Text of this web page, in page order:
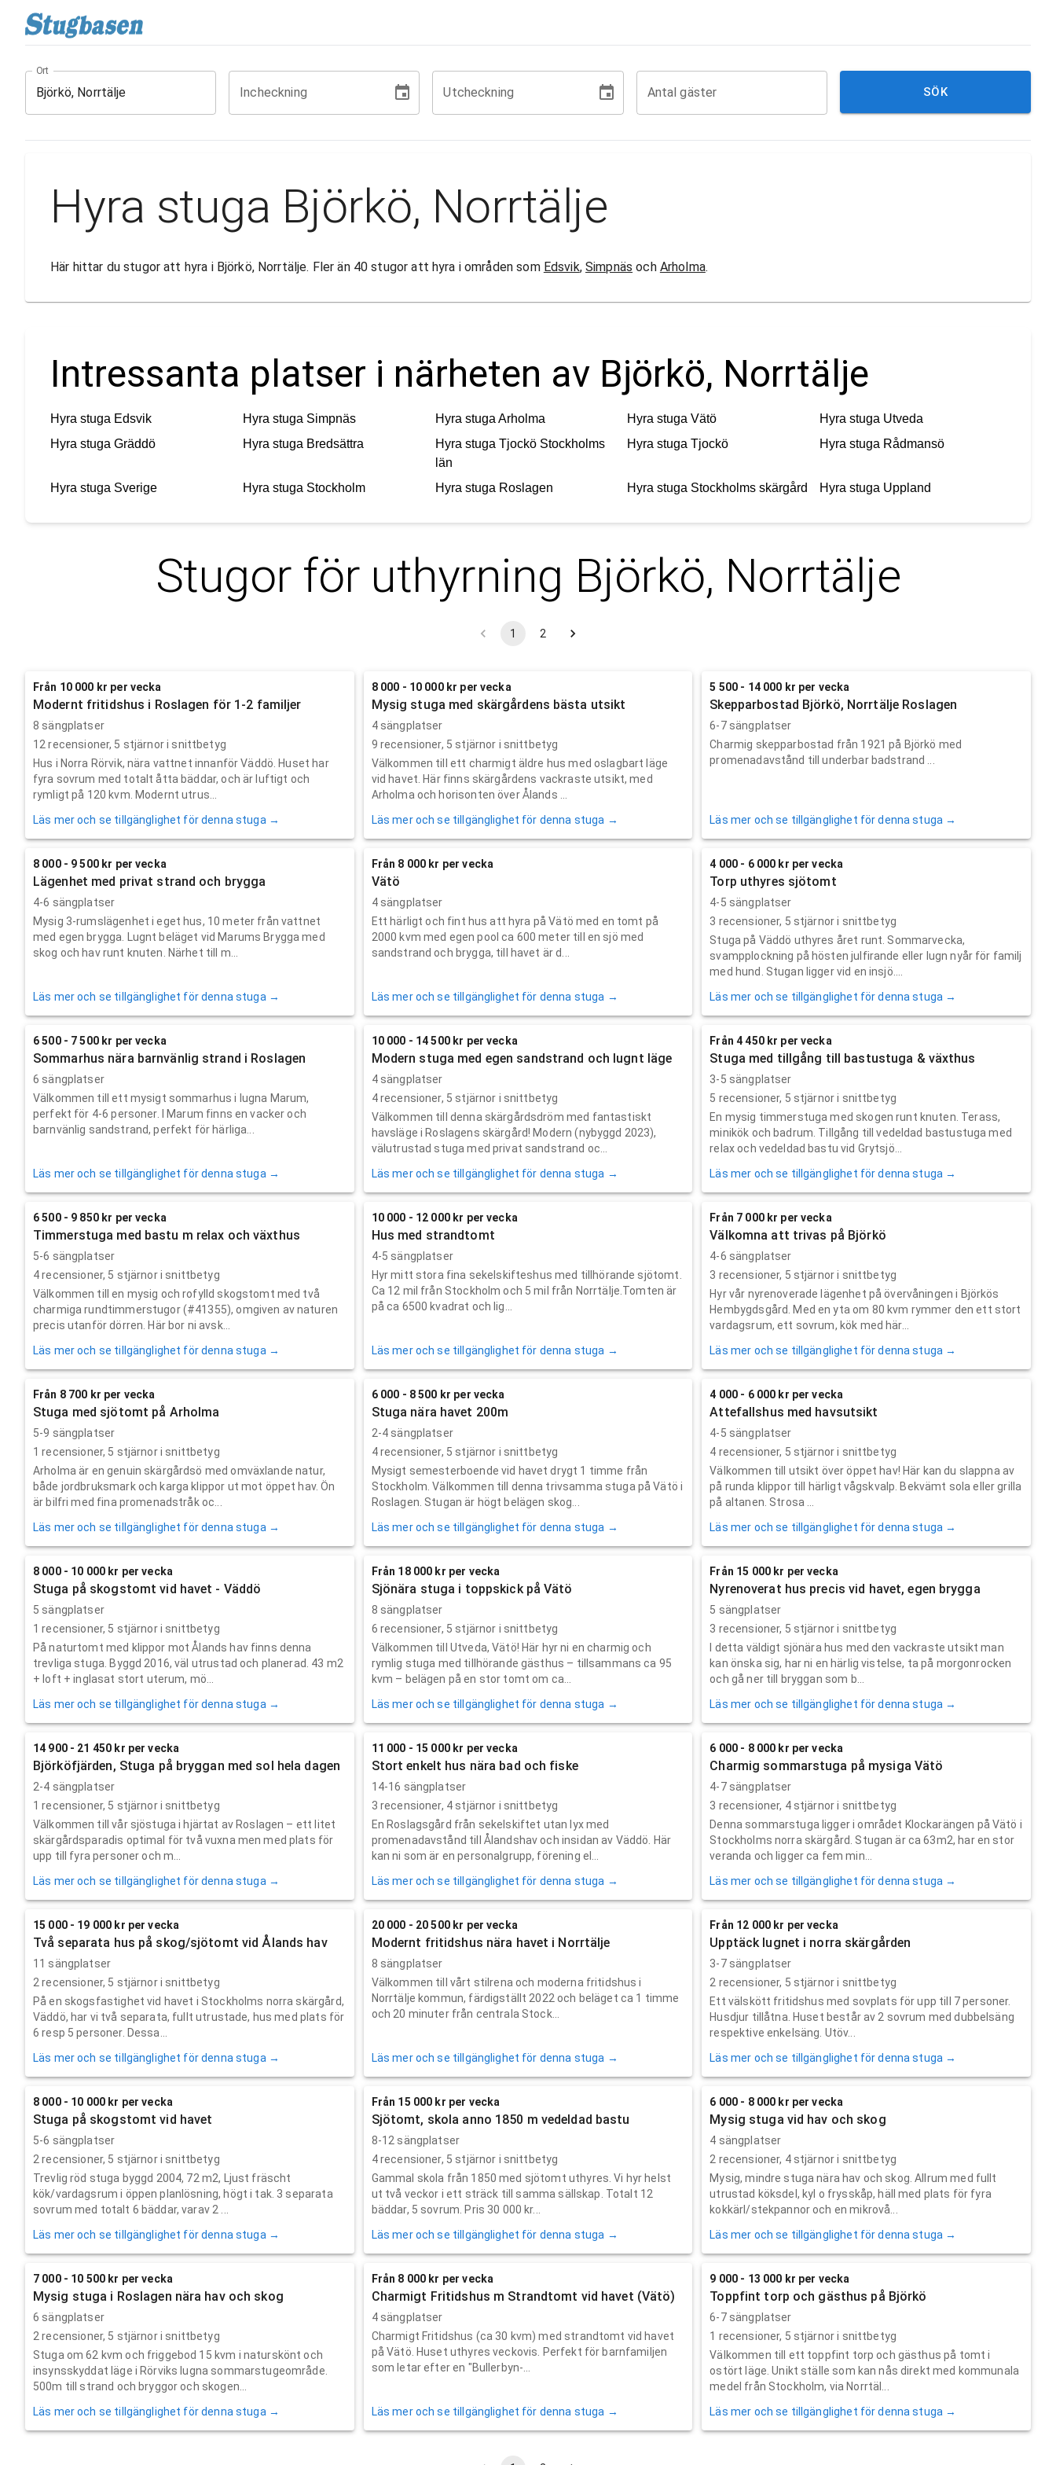
Ort
Incheckning Utcheckning Antal gäster SÖK
Hyra stuga Björkö, Norrtälje
Här hittar du stugor att hyra i Björkö, Norrtälje. Fler än 40 stugor att hyra i områden som Edsvik,Simpnäs och Arholma.
Intressanta platser i närheten av Björkö, Norrtälje
Hyra stuga Edsvik Hyra stuga Simpnäs Hyra stuga Arholma Hyra stuga Vätö Hyra stuga Utveda
Hyra stuga Gräddö Hyra stuga Bredsättra Hyra stuga Tjockö Stockholms
län
Hyra stuga Tjockö Hyra stuga Rådmansö
Hyra stuga Sverige Hyra stuga Stockholm Hyra stuga Roslagen Hyra stuga Stockholms skärgård Hyra stuga Uppland
Stugor för uthyrning Björkö, Norrtälje
1 2
Från 10 000 kr per vecka
Modernt fritidshus i Roslagen för 1-2 familjer
8 sängplatser
12 recensioner, 5 stjärnor i snittbetyg
Hus i Norra Rörvik, nära vattnet innanför Väddö. Huset har
fyra sovrum med totalt åtta bäddar, och är luftigt och
rymligt på 120 kvm. Modernt utrus...
Läs mer och se tillgänglighet för denna stuga →
8 000 - 10 000 kr per vecka
Mysig stuga med skärgårdens bästa utsikt
4 sängplatser
9 recensioner, 5 stjärnor i snittbetyg
Välkommen till ett charmigt äldre hus med oslagbart läge
vid havet. Här finns skärgårdens vackraste utsikt, med
Arholma och horisonten över Ålands ...
Läs mer och se tillgänglighet för denna stuga →
5 500 - 14 000 kr per vecka
Skepparbostad Björkö, Norrtälje Roslagen
6-7 sängplatser
Charmig skepparbostad från 1921 på Björkö med
promenadavstånd till underbar badstrand ...
Läs mer och se tillgänglighet för denna stuga →
8 000 - 9 500 kr per vecka
Lägenhet med privat strand och brygga
4-6 sängplatser
Mysig 3-rumslägenhet i eget hus, 10 meter från vattnet
med egen brygga. Lugnt beläget vid Marums Brygga med
skog och hav runt knuten. Närhet till m...
Läs mer och se tillgänglighet för denna stuga →
Från 8 000 kr per vecka
Vätö
4 sängplatser
Ett härligt och fint hus att hyra på Vätö med en tomt på
2000 kvm med egen pool ca 600 meter till en sjö med
sandstrand och brygga, till havet är d...
Läs mer och se tillgänglighet för denna stuga →
4 000 - 6 000 kr per vecka
Torp uthyres sjötomt
4-5 sängplatser
3 recensioner, 5 stjärnor i snittbetyg
Stuga på Väddö uthyres året runt. Sommarvecka,
svampplockning på hösten julfirande eller lugn nyår för familj
med hund. Stugan ligger vid en insjö....
Läs mer och se tillgänglighet för denna stuga →
6 500 - 7 500 kr per vecka
Sommarhus nära barnvänlig strand i Roslagen
6 sängplatser
Välkommen till ett mysigt sommarhus i lugna Marum,
perfekt för 4-6 personer. I Marum finns en vacker och
barnvänlig sandstrand, perfekt för härliga...
Läs mer och se tillgänglighet för denna stuga →
10 000 - 14 500 kr per vecka
Modern stuga med egen sandstrand och lugnt läge
4 sängplatser
4recensioner, 5 stjärnor i snittbetyg
Välkommen till denna skärgårdsdröm med fantastiskt
havsläge i Roslagens skärgård! Modern (nybyggd 2023),
välutrustad stuga med privat sandstrand oc...
Läs mer och se tillgänglighet för denna stuga →
Från 4 450 kr per vecka
Stuga med tillgång till bastustuga & växthus
3-5 sängplatser
5 recensioner, 5 stjärnor i snittbetyg
En mysig timmerstuga med skogen runt knuten. Terass,
minikök och badrum. Tillgång till vedeldad bastustuga med
relax och vedeldad bastu vid Grytsjö...
Läs mer och se tillgänglighet för denna stuga →
6 500 - 9 850 kr per vecka
Timmerstuga med bastu m relax och växthus
5-6 sängplatser
4recensioner, 5 stjärnor i snittbetyg
Välkommen till en mysig och rofylld skogstomt med två
charmiga rundtimmerstugor (#41355), omgiven av naturen
precis utanför dörren. Här bor ni avsk...
Läs mer och se tillgänglighet för denna stuga →
10 000 - 12 000 kr per vecka
Hus med strandtomt
4-5 sängplatser
Hyr mitt stora fina sekelskifteshus med tillhörande sjötomt.
Ca 12 mil från Stockholm och 5 mil från Norrtälje.Tomten är
på ca 6500 kvadrat och lig...
Läs mer och se tillgänglighet för denna stuga →
Från 7 000 kr per vecka
Välkomna att trivas på Björkö
4-6 sängplatser
3 recensioner, 5 stjärnor i snittbetyg
Hyr vår nyrenoverade lägenhet på övervåningen i Björkös
Hembygdsgård. Med en yta om 80 kvm rymmer den ett stort
vardagsrum, ett sovrum, kök med här...
Läs mer och se tillgänglighet för denna stuga →
Från 8 700 kr per vecka
Stuga med sjötomt på Arholma
5-9 sängplatser
1 recensioner, 5 stjärnor i snittbetyg
Arholma är en genuin skärgårdsö med omväxlande natur,
både jordbruksmark och karga klippor ut mot öppet hav. Ön
är bilfri med fina promenadstråk oc...
Läs mer och se tillgänglighet för denna stuga →
6 000 - 8 500 kr per vecka
Stuga nära havet 200m
2-4 sängplatser
4recensioner, 5 stjärnor i snittbetyg
Mysigt semesterboende vid havet drygt 1 timme från
Stockholm. Välkommen till denna trivsamma stuga på Vätö i
Roslagen. Stugan är högt belägen skog...
Läs mer och se tillgänglighet för denna stuga →
4 000 - 6 000 kr per vecka
Attefallshus med havsutsikt
4-5 sängplatser
4 recensioner, 5 stjärnor i snittbetyg
Välkommen till utsikt över öppet hav! Här kan du slappna av
på runda klippor till härligt vågskvalp. Bekvämt sola eller grilla
på altanen. Strosa ...
Läs mer och se tillgänglighet för denna stuga →
8 000 - 10 000 kr per vecka
Stuga på skogstomt vid havet - Väddö
5 sängplatser
1 recensioner, 5 stjärnor i snittbetyg
På naturtomt med klippor mot Ålands hav finns denna
trevliga stuga. Byggd 2016, väl utrustad och planerad. 43 m2
+ loft + inglasat stort uterum, mö...
Läs mer och se tillgänglighet för denna stuga →
Från 18 000 kr per vecka
Sjönära stuga i toppskick på Vätö
8 sängplatser
6 recensioner, 5 stjärnor i snittbetyg
Välkommen till Utveda, Vätö! Här hyr ni en charmig och
rymlig stuga med tillhörande gästhus – tillsammans ca 95
kvm – belägen på en stor tomt om ca...
Läs mer och se tillgänglighet för denna stuga →
Från 15 000 kr per vecka
Nyrenoverat hus precis vid havet, egen brygga
5 sängplatser
3 recensioner, 5 stjärnor i snittbetyg
I detta väldigt sjönära hus med den vackraste utsikt man
kan önska sig, har ni en härlig vistelse, ta på morgonrocken
och gå ner till bryggan som b...
Läs mer och se tillgänglighet för denna stuga →
14 900 - 21 450 kr per vecka
Björköfjärden, Stuga på bryggan med sol hela dagen
2-4 sängplatser
1 recensioner, 5 stjärnor i snittbetyg
Välkommen till vår sjöstuga i hjärtat av Roslagen – ett litet
skärgårdsparadis optimal för två vuxna men med plats för
upp till fyra personer och m...
Läs mer och se tillgänglighet för denna stuga →
11 000 - 15 000 kr per vecka
Stort enkelt hus nära bad och fiske
14-16 sängplatser
3 recensioner, 4 stjärnor i snittbetyg
En Roslagsgård från sekelskiftet utan lyx med
promenadavstånd till Ålandshav och insidan av Väddö. Här
kan ni som är en personalgrupp, förening el...
Läs mer och se tillgänglighet för denna stuga →
6 000 - 8 000 kr per vecka
Charmig sommarstuga på mysiga Vätö
4-7 sängplatser
3 recensioner, 4stjärnor i snittbetyg
Denna sommarstuga ligger i området Klockarängen på Vätö i
Stockholms norra skärgård. Stugan är ca 63m2, har en stor
veranda och ligger ca fem min...
Läs mer och se tillgänglighet för denna stuga →
15 000 - 19 000 kr per vecka
Två separata hus på skog/sjötomt vid Ålands hav
11 sängplatser
2 recensioner, 5 stjärnor i snittbetyg
På en skogsfastighet vid havet i Stockholms norra skärgård,
Väddö, har vi två separata, fullt utrustade, hus med plats för
6 resp 5 personer. Dessa...
Läs mer och se tillgänglighet för denna stuga →
20 000 - 20 500 kr per vecka
Modernt fritidshus nära havet i Norrtälje
8 sängplatser
Välkommen till vårt stilrena och moderna fritidshus i
Norrtälje kommun, färdigställt 2022 och beläget ca 1 timme
och 20 minuter från centrala Stock...
Läs mer och se tillgänglighet för denna stuga →
Från 12 000 kr per vecka
Upptäck lugnet i norra skärgården
3-7 sängplatser
2 recensioner, 5 stjärnor i snittbetyg
Ett välskött fritidshus med sovplats för upp till 7 personer.
Husdjur tillåtna. Huset består av 2 sovrum med dubbelsäng
respektive enkelsäng. Utöv...
Läs mer och se tillgänglighet för denna stuga →
8 000 - 10 000 kr per vecka
Stuga på skogstomt vid havet
5-6 sängplatser
2 recensioner, 5 stjärnor i snittbetyg
Trevlig röd stuga byggd 2004, 72 m2, Ljust fräscht
kök/vardagsrum i öppen planlösning, högt i tak. 3 separata
sovrum med totalt 6 bäddar, varav 2 ...
Läs mer och se tillgänglighet för denna stuga →
Från 15 000 kr per vecka
Sjötomt, skola anno 1850 m vedeldad bastu
8-12 sängplatser
4recensioner, 5 stjärnor i snittbetyg
Gammal skola från 1850 med sjötomt uthyres. Vi hyr helst
ut två veckor i ett sträck till samma sällskap. Totalt 12
bäddar, 5 sovrum. Pris 30 000 kr...
Läs mer och se tillgänglighet för denna stuga →
6 000 - 8 000 kr per vecka
Mysig stuga vid hav och skog
4 sängplatser
2 recensioner, 4stjärnor i snittbetyg
Mysig, mindre stuga nära hav och skog. Allrum med fullt
utrustad köksdel, kyl o frysskåp, häll med plats för fyra
kokkärl/stekpannor och en mikrovå...
Läs mer och se tillgänglighet för denna stuga →
7 000 - 10 500 kr per vecka
Mysig stuga i Roslagen nära hav och skog
6 sängplatser
2 recensioner, 5 stjärnor i snittbetyg
Stuga om 62 kvm och friggebod 15 kvm i naturskönt och
insynsskyddat läge i Rörviks lugna sommarstugeområde.
500m till strand och bryggor och skogen...
Läs mer och se tillgänglighet för denna stuga →
Från 8 000 kr per vecka
Charmigt Fritidshus m Strandtomt vid havet (Vätö)
4 sängplatser
Charmigt Fritidshus (ca 30 kvm) med strandtomt vid havet
på Vätö. Huset uthyres veckovis. Perfekt för barnfamiljen
som letar efter en "Bullerbyn-...
Läs mer och se tillgänglighet för denna stuga →
9 000 - 13 000 kr per vecka
Toppfint torp och gästhus på Björkö
6-7 sängplatser
1 recensioner, 5 stjärnor i snittbetyg
Välkommen till ett toppfint torp och gästhus på tomt i
ostört läge. Unikt ställe som kan nås direkt med kommunala
medel från Stockholm, via Norrtäl...
Läs mer och se tillgänglighet för denna stuga →